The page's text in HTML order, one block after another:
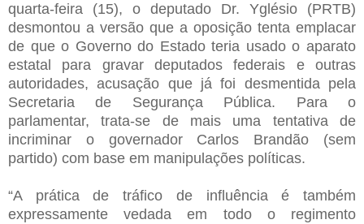
quarta-feira (15), o deputado Dr. Yglésio (PRTB)
desmontou a versão que a oposição tenta emplacar
de que o Governo do Estado teria usado o aparato
estatal para gravar deputados federais e outras
autoridades, acusação que já foi desmentida pela
Secretaria de Segurança Pública. Para o
parlamentar, trata-se de mais uma tentativa de
incriminar o governador Carlos Brandão (sem
partido) com base em manipulações políticas.
“A prática de tráfico de influência é também
expressamente vedada em todo o regimento